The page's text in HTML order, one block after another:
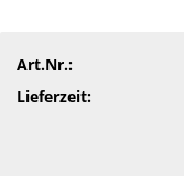
Art.Nr.:
Lieferzeit: